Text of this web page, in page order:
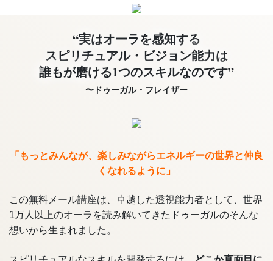
“実はオーラを感知する
スピリチュアル・ビジョン能力は
誰もが磨ける1つのスキルなのです”
〜ドゥーガル・フレイザー
「もっとみんなが、楽しみながらエネルギーの世界と仲良
くなれるように」
この無料メール講座は、卓越した透視能力者として、世界
1万人以上のオーラを読み解いてきたドゥーガルのそんな
想いから生まれました。